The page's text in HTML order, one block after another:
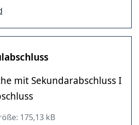
mit Sekundarabschluss I
175,13 kB